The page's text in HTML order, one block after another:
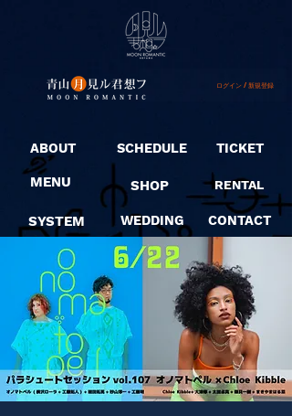
ログイン / 新規登録
ABOUT
MENU
SYSTEM
SCHEDULE
SHOP
WEDDING
TICKET
RENTAL
CONTACT